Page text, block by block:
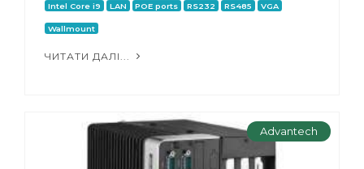
Intel Core i9 LAN POE ports RS232 RS485 VGA
Wallmount
ЧИТАТИ ДАЛІ...
Advantech